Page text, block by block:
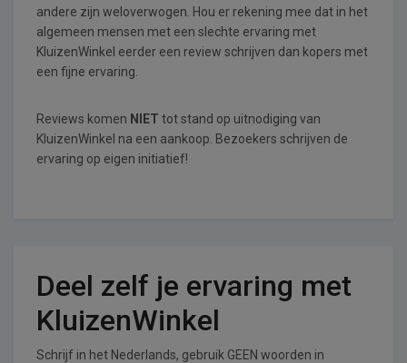
andere zijn weloverwogen. Hou er rekening mee dat in het
algemeen mensen met een slechte ervaring met
KluizenWinkel eerder een review schrijven dan kopers met
een fijne ervaring.
Reviews komen NIET tot stand op uitnodiging van
KluizenWinkel na een aankoop. Bezoekers schrijven de
ervaring op eigen initiatief!
Deel zelf je ervaring met
KluizenWinkel
Schrijf in het Nederlands, gebruik GEEN woorden in